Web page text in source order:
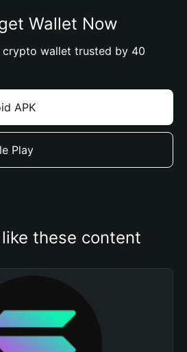
Wallet Now
crypto wallet trusted by 40
APK
Play
these content